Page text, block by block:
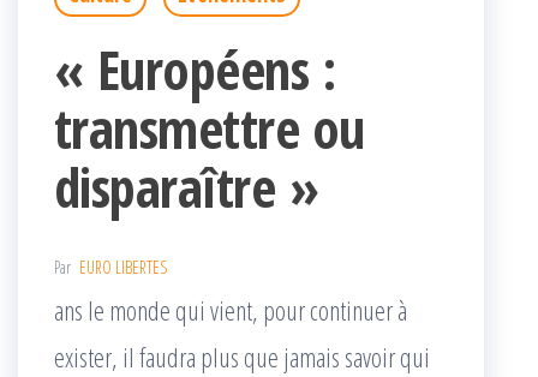
« Européens :
transmettre ou
disparaître »
Par EURO LIBERTES
ans le monde qui vient, pour continuer à
exister, il faudra plus que jamais savoir qui